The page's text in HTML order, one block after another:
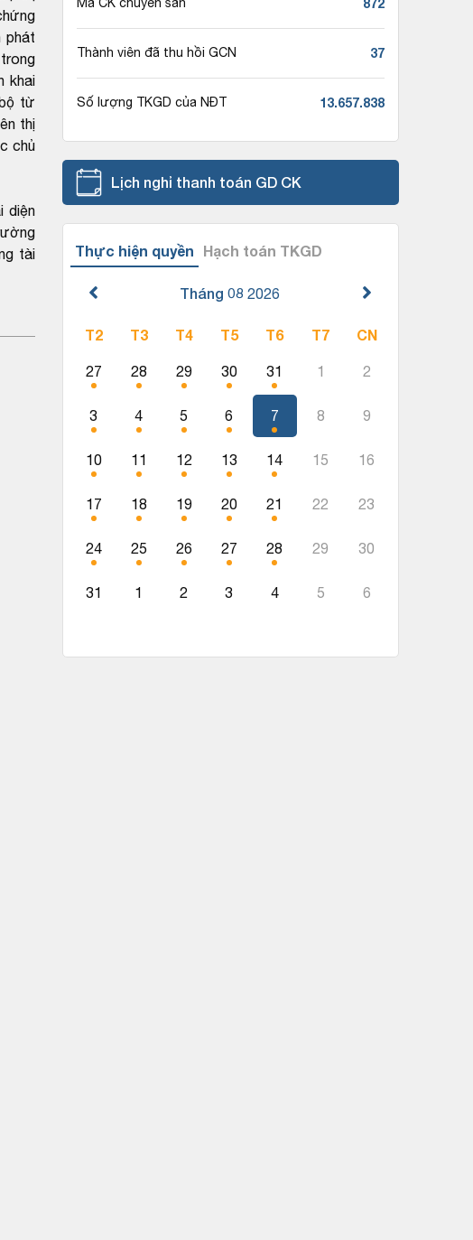
phát
khai
từ
thị
chủ
diện
tài
Thành viên đã thu hồi GCN 37
Số lượng TKGD của NĐT 13.657.838
Lịch nghỉ thanh toán GD CK
Thực hiện quyền Hạch toán TKGD
Tháng 08 2026
T2 T3 T4 T5 T6 T7 CN
27 28 29 30 31 1 2
3 4 5 6 7 8 9
10 11 12 13 14 15 16
17 18 19 20 21 22 23
24 25 26 27 28 29 30
31 1 2 3 4 5 6